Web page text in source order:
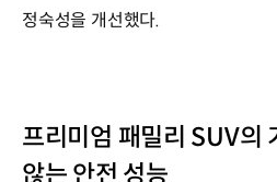
정숙성을 개선했다.
프리미엄 패밀리 SUV의
않는 안전 성능